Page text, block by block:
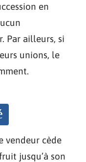
en
Par ailleurs, si
unions, le
vendeur cède
jusqu’à son